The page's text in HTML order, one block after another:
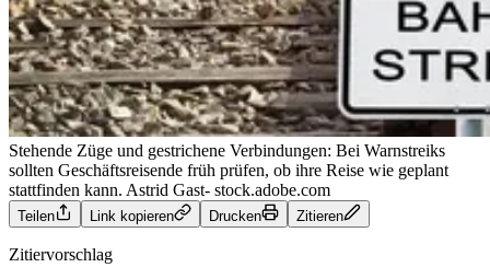
Stehende Züge und gestrichene Verbindungen: Bei Warnstreiks
sollten Geschäftsreisende früh prüfen, ob ihre Reise wie geplant
stattfinden kann. Astrid Gast- stock.adobe.com
Teilen Link kopieren Drucken Zitieren
Zitiervorschlag